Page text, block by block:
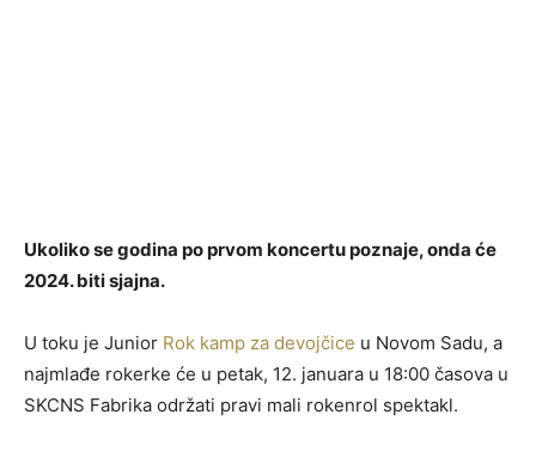
Ukoliko se godina po prvom koncertu poznaje, onda će
2024. biti sjajna.
U toku je Junior Rok kamp za devojčice u Novom Sadu, a
najmlađe rokerke će u petak, 12. januara u 18:00 časova u
SKCNS Fabrika održati pravi mali rokenrol spektakl.